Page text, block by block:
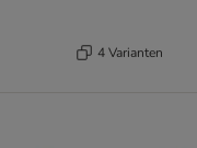
4 Varianten